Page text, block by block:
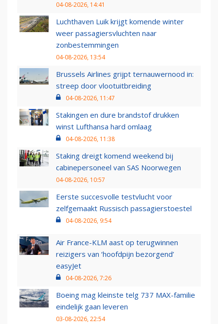
04-08-2026, 14:41
Luchthaven Luik krijgt komende winter
weer passagiersvluchten naar
zonbestemmingen
04-08-2026, 13:54
Brussels Airlines grijpt ternauwernood in:
streep door vlootuitbreiding
04-08-2026, 11:47
Stakingen en dure brandstof drukken
winst Lufthansa hard omlaag
04-08-2026, 11:38
Staking dreigt komend weekend bij
cabinepersoneel van SAS Noorwegen
04-08-2026, 10:57
Eerste succesvolle testvlucht voor
zelfgemaakt Russisch passagierstoestel
04-08-2026, 9:54
Air France-KLM aast op terugwinnen
reizigers van ‘hoofdpijn bezorgend’
easyJet
04-08-2026, 7:26
Boeing mag kleinste telg 737 MAX-familie
eindelijk gaan leveren
03-08-2026, 22:54